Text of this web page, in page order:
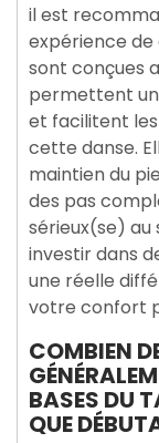
il est
expérience de
sont conçues
permettent
et facilitent
cette danse.
maintien du
des pas
sérieux(se) au
investir dans
une réelle
votre confort
COMBIEN
BASES DU
QUE